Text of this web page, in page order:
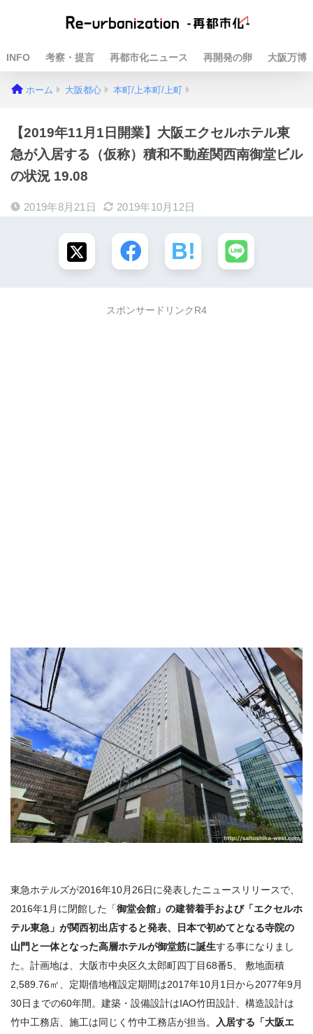
INFO 考察・提言 再都市化ニュース 再開発の卵 大阪万博
ホーム 大阪都心 本町/上本町/上町
【2019年11月1日開業】大阪エクセルホテル東
急が入居する（仮称）積和不動産関西南御堂ビル
の状況 19.08
2019年8月21日 2019年10月12日
スポンサードリンクR4
東急ホテルズが2016年10月26日に発表したニュースリリースで、
2016年1月に閉館した
「御堂会館」の建替着手および「エクセルホ
テル東急」が関西初出店すると発表、日本で初めてとなる寺院の
山門と一体となった高層ホテルが御堂筋に誕生する事になりまし
た。計画地は、大阪市中央区久太郎町四丁目68番5、 敷地面積
2,589.76㎡、定期借地権設定期間は2017年10月1日から2077年9月
30日までの60年間。建築・設備設計はIAO竹田設計、構造設計は
竹中工務店、施工は同じく竹中工務店が担当。
入居する「大阪エ